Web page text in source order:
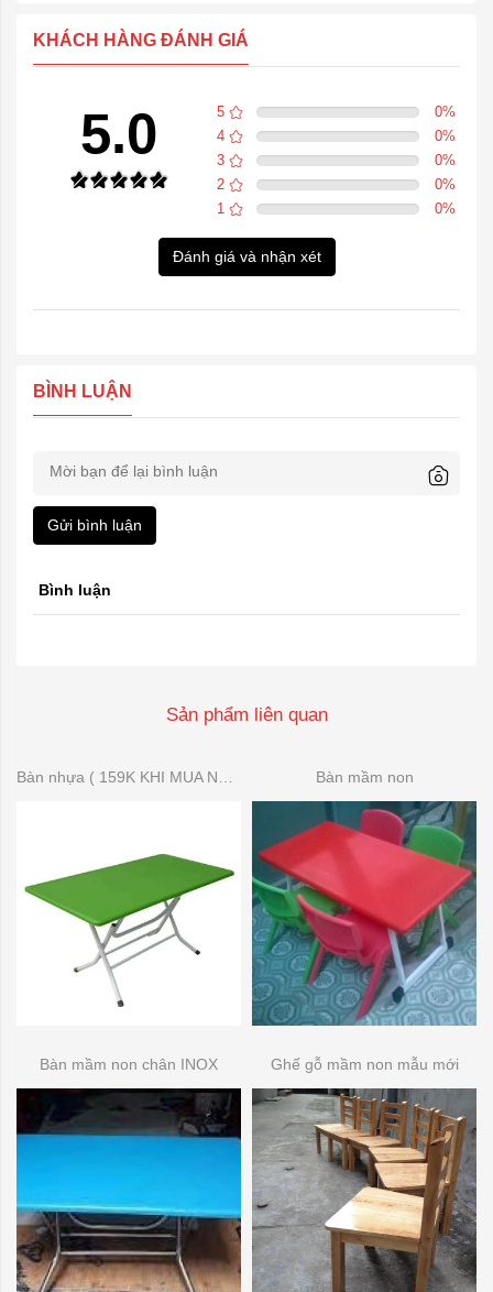
KHÁCH HÀNG ĐÁNH GIÁ
5.0 5 0%
4
0%
3
0%
2
0%
1
0%
Đánh giá và nhận xét
BÌNH LUẬN
Gửi bình luận
Bình luận
Sản phẩm liên quan
Bàn mầm non
Bàn mầm non chân INOX Ghế gỗ mầm non mẫu mới